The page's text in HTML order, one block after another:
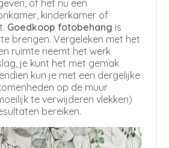
of het nu een
kinderkamer of
Goedkoop fotobehang is
brengen. Vergeleken met het
ruimte neemt het werk
je kunt het met gemak
kun je met een dergelijke
op de muur
te verwijderen vlekken)
bereiken.